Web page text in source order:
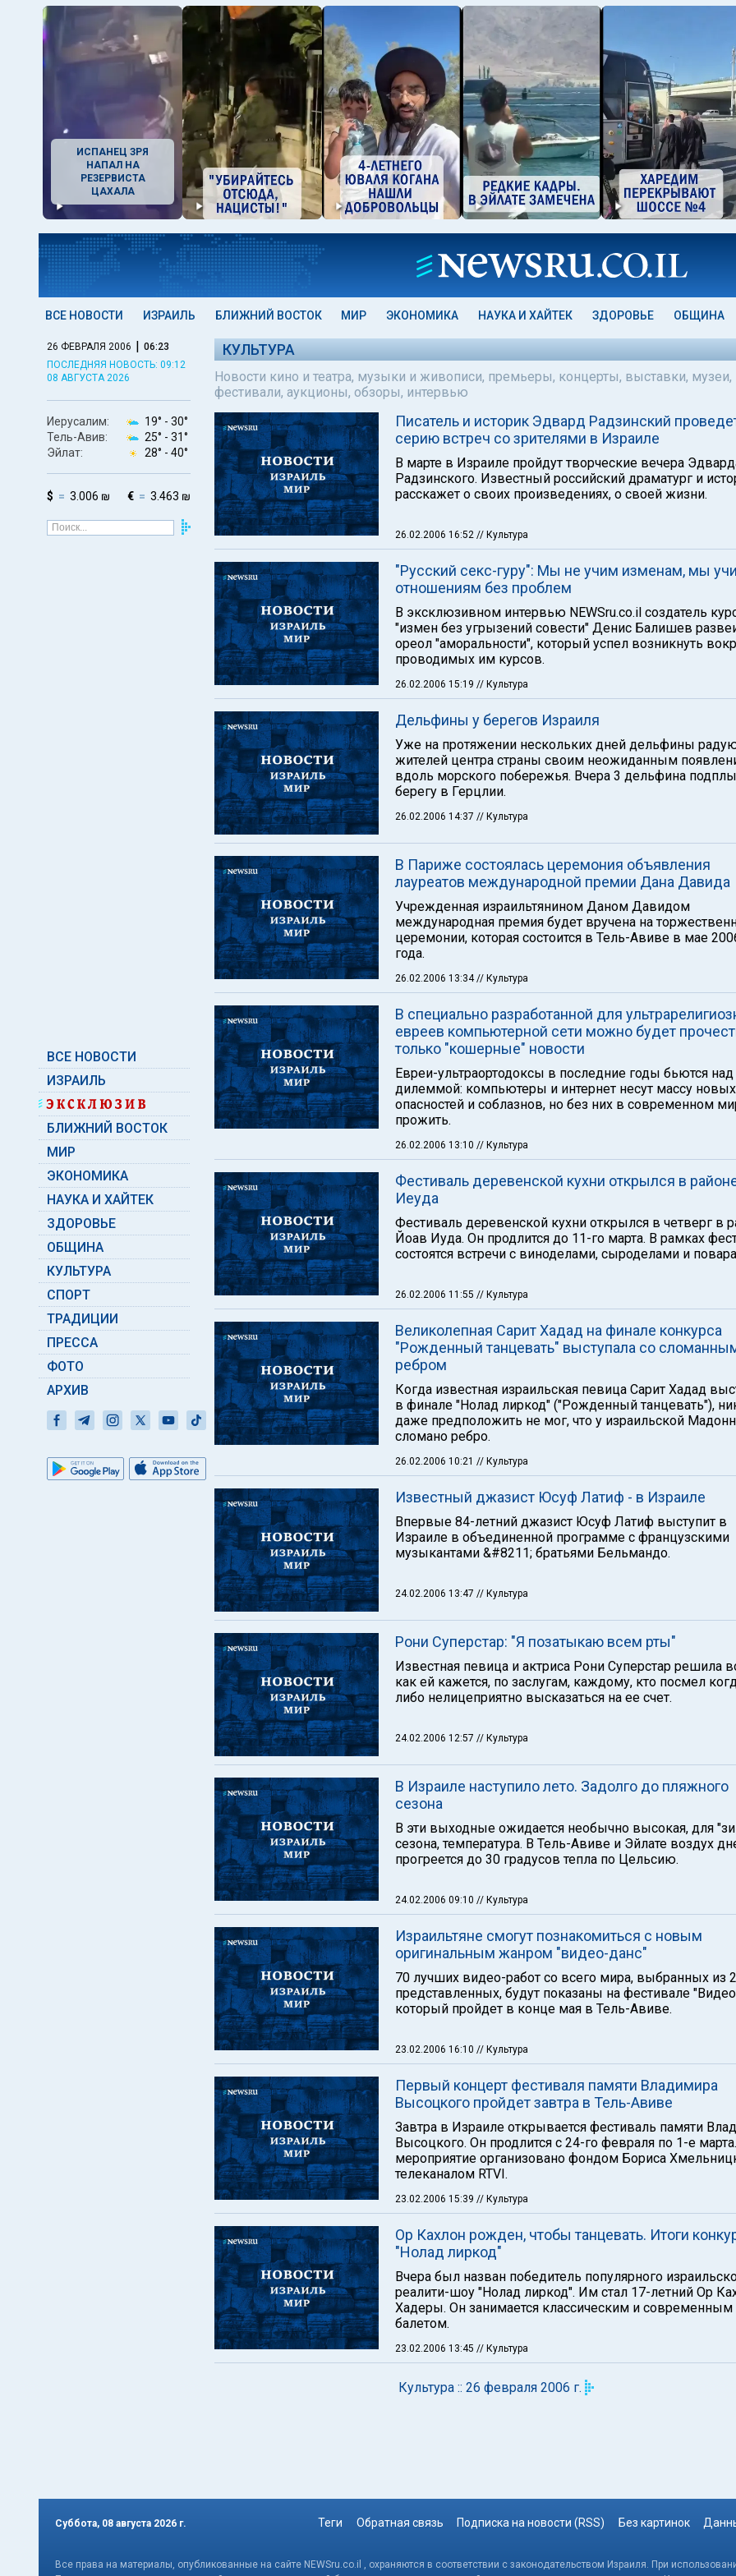
ИСПАНЕЦ ЗРЯ
НАПАЛ НА
РЕЗЕРВИСТА
ЦАХАЛА
ВСЕ НОВОСТИ ИЗРАИЛЬ БЛИЖНИЙ ВОСТОК МИР ЭКОНОМИКА НАУКА И ХАЙТЕК ЗДОРОВЬЕ ОБЩИНА
26 ФЕВРАЛЯ 2006 | 06:23
ПОСЛЕДНЯЯ НОВОСТЬ: 09:12
08 АВГУСТА 2026
Иерусалим: 19° - 30°
Тель-Авив:
25° - 31°
Эйлат:
28° - 40°
$ 3.006 ₪ € 3.463 ₪
ВСЕ НОВОСТИ
ИЗРАИЛЬ
БЛИЖНИЙ ВОСТОК
МИР
ЭКОНОМИКА
НАУКА И ХАЙТЕК
ЗДОРОВЬЕ
ОБЩИНА
КУЛЬТУРА
СПОРТ
ТРАДИЦИИ
ПРЕССА
ФОТО
АРХИВ
КУЛЬТУРА
Новости кино и театра, музыки и живописи, премьеры, концерты, выставки, музеи,
фестивали, аукционы, обзоры, интервью
Писатель и историк Эдвард Радзинский
серию встреч со зрителями в Израиле
В марте в Израиле пройдут творческие вечера
Радзинского. Известный российский драматург и
расскажет о своих произведениях, о своей жизни.
26.02.2006 16:52 // Культура
"Русский секс-гуру": Мы не учим изменам, мы
отношениям без проблем
В эксклюзивном интервью NEWSru.co.il создатель
"измен без угрызений совести" Денис Балишев
ореол "аморальности", который успел возникнуть
проводимых им курсов.
26.02.2006 15:19 // Культура
Дельфины у берегов Израиля
Уже на протяжении нескольких дней дельфины
жителей центра страны своим неожиданным
вдоль морского побережья. Вчера 3 дельфина
берегу в Герцлии.
26.02.2006 14:37 // Культура
В Париже состоялась церемония объявления
лауреатов международной премии Дана Давида
Учрежденная израильтянином Даном Давидом
международная премия будет вручена на
церемонии, которая состоится в Тель-Авиве в мае
года.
26.02.2006 13:34// Культура
В специально разработанной для
евреев компьютерной сети можно будет
только "кошерные" новости
Евреи-ультраортодоксы в последние годы бьются над
дилеммой: компьютеры и интернет несут массу новых
опасностей и соблазнов, но без них в современном
прожить.
26.02.2006 13:10 // Культура
Фестиваль деревенской кухни открылся в
Иеуда
Фестиваль деревенской кухни открылся в четверг в
Йоав Иуда. Он продлится до 11-го марта. В рамках
состоятся встречи с виноделами, сыроделами и
26.02.2006 11:55 // Культура
Великолепная Сарит Хадад на финале конкурса
"Рожденный танцевать" выступала со
ребром
Когда известная израильская певица Сарит Хадад
в финале "Нолад лиркод" ("Рожденный танцевать"),
даже предположить не мог, что у израильской
сломано ребро.
26.02.2006 10:21 // Культура
Известный джазист Юсуф Латиф - в Израиле
Впервые 84-летний джазист Юсуф Латиф выступит в
Израиле в объединенной программе с французскими
музыкантами &#8211; братьями Бельмандо.
24.02.2006 13:47 // Культура
Рони Суперстар: "Я позатыкаю всем рты"
Известная певица и актриса Рони Суперстар решила
как ей кажется, по заслугам, каждому, кто посмел
либо нелицеприятно высказаться на ее счет.
24.02.2006 12:57 // Культура
В Израиле наступило лето. Задолго до пляжного
сезона
В эти выходные ожидается необычно высокая, для
сезона, температура. В Тель-Авиве и Эйлате воздух
прогреется до 30 градусов тепла по Цельсию.
24.02.2006 09:10 // Культура
Израильтяне смогут познакомиться с новым
оригинальным жанром "видео-данс"
70 лучших видео-работ со всего мира, выбранных из
представленных, будут показаны на фестивале
который пройдет в конце мая в Тель-Авиве.
23.02.2006 16:10 // Культура
Первый концерт фестиваля памяти Владимира
Высоцкого пройдет завтра в Тель-Авиве
Завтра в Израиле открывается фестиваль памяти
Высоцкого. Он продлится с 24-го февраля по 1-е
мероприятие организовано фондом Бориса
телеканалом RTVI.
23.02.2006 15:39 // Культура
Ор Кахлон рожден, чтобы танцевать. Итоги
"Нолад лиркод"
Вчера был назван победитель популярного
реалити-шоу "Нолад лиркод". Им стал 17-летний Ор
Хадеры. Он занимается классическим и современным
балетом.
23.02.2006 13:45 // Культура
Культура :: 26 февраля 2006 г.
Суббота, 08 августа 2026 г. Теги Обратная связь Подписка на новости (RSS) Без картинок
Все права на материалы, опубликованные на сайте NEWSru.co.il , охраняются в соответствии с законодательством Израиля. При